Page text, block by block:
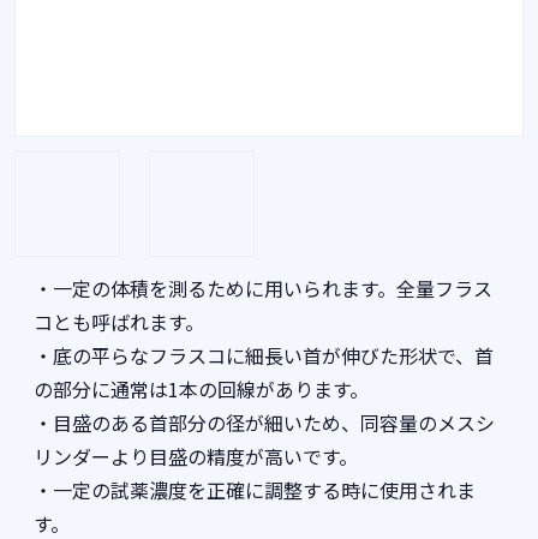
・一定の体積を測るために用いられます。全量フラス
コとも呼ばれます。
・底の平らなフラスコに細長い首が伸びた形状で、首
の部分に通常は1本の回線があります。
・目盛のある首部分の径が細いため、同容量のメスシ
リンダーより目盛の精度が高いです。
・一定の試薬濃度を正確に調整する時に使用されま
す。